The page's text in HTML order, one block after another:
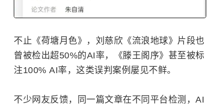
不止《荷塘月色》，刘慈欣《流浪地球》片段也
曾被检出超50%的AI率，《滕王阁序》甚至被标
注100% AI率，这类误判案例屡见不鲜。
不少网友反馈，同一篇文章在不同平台检测，AI